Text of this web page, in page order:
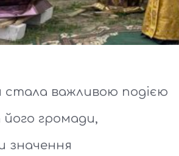
стала важливою подією
громади,
значення